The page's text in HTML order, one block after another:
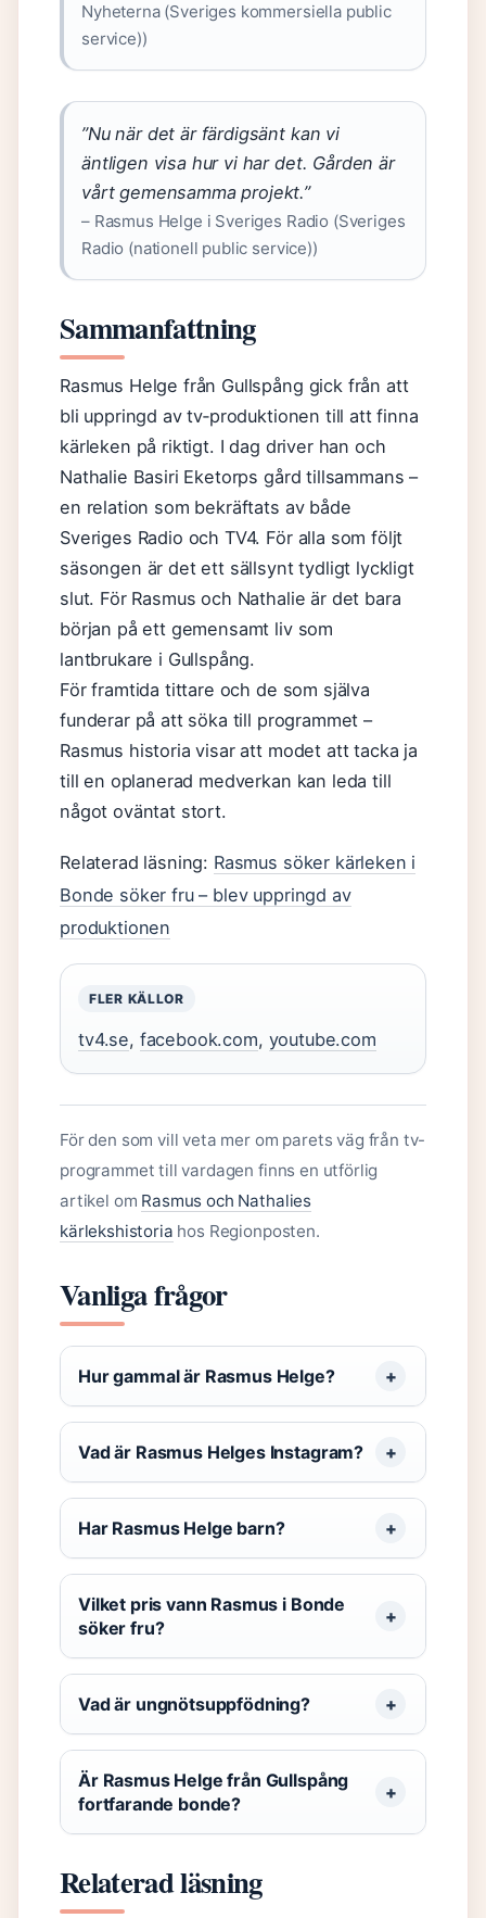
Nyheterna (Sveriges kommersiella public
service))
”Nu när det är färdigsänt kan vi
äntligen visa hur vi har det. Gården är
vårt gemensamma projekt.”
– Rasmus Helge i Sveriges Radio (Sveriges
Radio (nationell public service))
Sammanfattning
Rasmus Helge från Gullspång gick från att
bli uppringd av tv‑produktionen till att finna
kärleken på riktigt. I dag driver han och
Nathalie Basiri Eketorps gård tillsammans –
en relation som bekräftats av både
Sveriges Radio och TV4. För alla som följt
säsongen är det ett sällsynt tydligt lyckligt
slut. För Rasmus och Nathalie är det bara
början på ett gemensamt liv som
lantbrukare i Gullspång.
För framtida tittare och de som själva
funderar på att söka till programmet –
Rasmus historia visar att modet att tacka ja
till en oplanerad medverkan kan leda till
något oväntat stort.
Relaterad läsning: Rasmus söker kärleken i
Bonde söker fru – blev uppringd av
produktionen
FLER KÄLLOR
tv4.se, facebook.com, youtube.com
För den som vill veta mer om parets väg från tv-
programmet till vardagen finns en utförlig
artikel om Rasmus och Nathalies
kärlekshistoria hos Regionposten.
Vanliga frågor
Hur gammal är Rasmus Helge?
Vad är Rasmus Helges Instagram?
Har Rasmus Helge barn?
Vilket pris vann Rasmus i Bonde
söker fru?
Vad är ungnötsuppfödning?
Är Rasmus Helge från Gullspång
fortfarande bonde?
Relaterad läsning